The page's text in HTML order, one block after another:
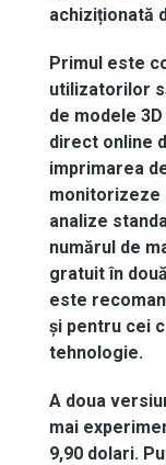
achiziționată
Primul este
utilizatorilor
de modele 3D
direct online
imprimarea
monitorizeze
analize
numărul de
gratuit în două
este
și pentru cei
tehnologie.
A doua
mai
9,90 dolari.